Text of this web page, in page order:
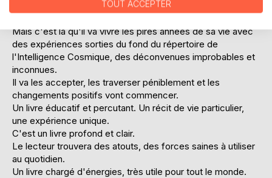
énigmatique qu'il va s'ouvrir à tous les possibles.
Mais c'est là qu'il va vivre les pires années de sa vie avec
des expériences sorties du fond du répertoire de
l'Intelligence Cosmique, des déconvenues improbables et
inconnues.
Il va les accepter, les traverser péniblement et les
changements positifs vont commencer.
Un livre éducatif et percutant. Un récit de vie particulier,
une expérience unique.
C'est un livre profond et clair.
Le lecteur trouvera des atouts, des forces saines à utiliser
au quotidien.
Un livre chargé d'énergies, très utile pour tout le monde.
TOUT ACCEPTER